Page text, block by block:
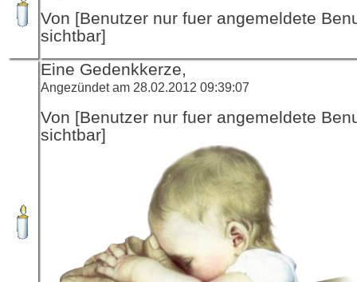
Von [Benutzer nur fuer angemeldete
sichtbar]
Eine Gedenkkerze,
Angezündet am 28.02.2012 09:39:07
Von [Benutzer nur fuer angemeldete
sichtbar]